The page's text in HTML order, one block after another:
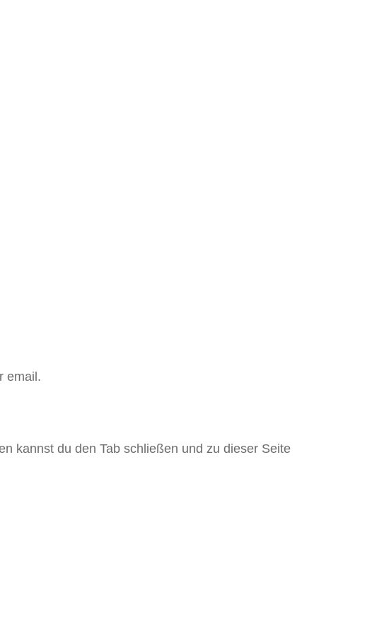
email.
kannst du den Tab schließen und zu dieser Seite